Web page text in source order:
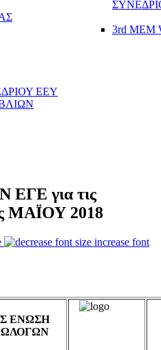
3rd MEM
ΕΕΥ
για τις
ΜΑΪΟΥ 2018
increase font
ΕΝΩΣΗ